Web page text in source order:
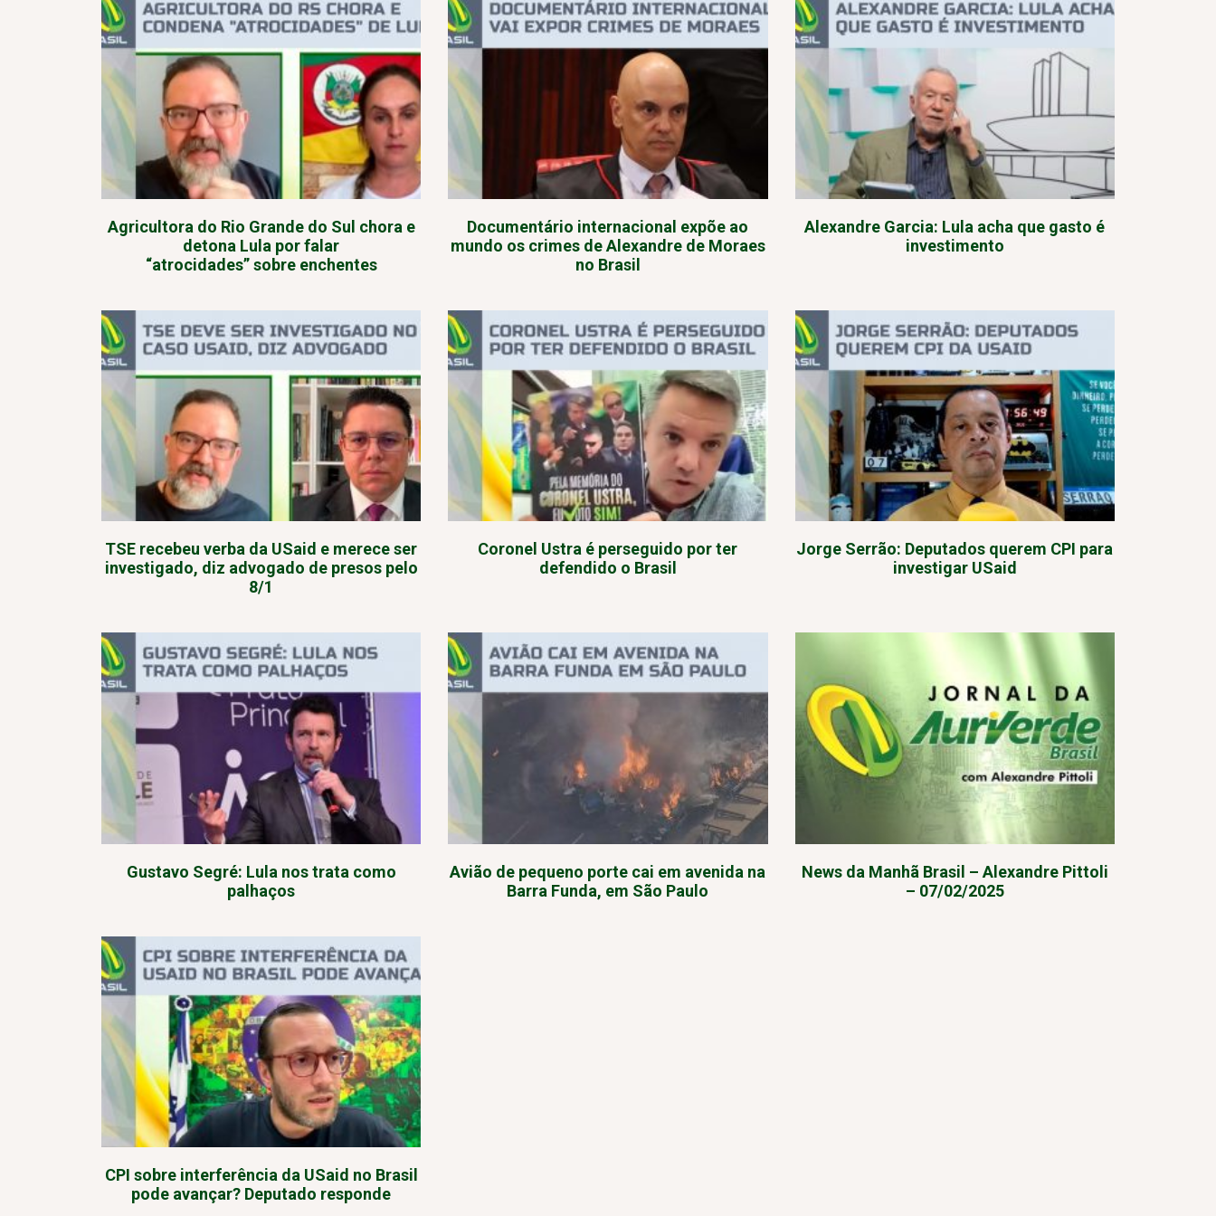
Agricultora do Rio Grande do Sul chora e
detona Lula por falar
“atrocidades” sobre enchentes
Documentário internacional expõe ao
mundo os crimes de Alexandre de Moraes
no Brasil
Alexandre Garcia: Lula acha que gasto é
investimento
TSE recebeu verba da USaid e merece ser
investigado, diz advogado de presos pelo
8/1
Coronel Ustra é perseguido por ter
defendido o Brasil
Jorge Serrão: Deputados querem CPI para
investigar USaid
Gustavo Segré: Lula nos trata como
palhaços
Avião de pequeno porte cai em avenida na
Barra Funda, em São Paulo
News da Manhã Brasil – Alexandre Pittoli
– 07/02/2025
CPI sobre interferência da USaid no Brasil
pode avançar? Deputado responde